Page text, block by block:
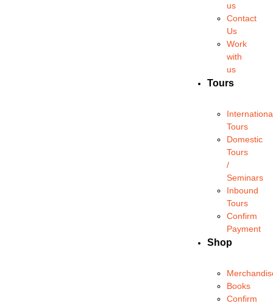
us
Contact
Us
Work
with
us
Tours
Tours
Domestic
Tours
/
Seminars
Inbound
Tours
Confirm
Payment
Shop
Books
Confirm